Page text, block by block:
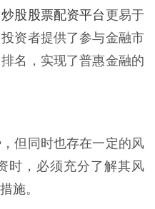
炒股股票配资平台 更易于
资者提供了参与金融市
名，实现了普惠金融的
但同时也存在一定的风
时，必须充分了解其风
施。